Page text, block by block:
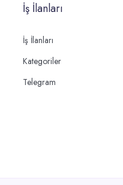
İş İlanları
İş İlanları
Kategoriler
Telegram